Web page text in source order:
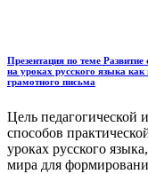
Презентация по теме
на уроках русского языка
грамотного письма
Цель педагогической
способов
уроках русского
мира для